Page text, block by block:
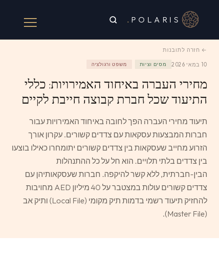
POLARIS
.
← חזרה לתובנות
10 במאי 2026 מסים וציות משפט ורגולציה
מחירי העברה באיחוד האמירויות: כללי
התיעוד שכל חברת קבוצה חייבת לקיים
תיעוד מחירי העברה הפך לחובה באיחוד האמירויות עבור
חברות המבצעות עסקאות עם צדדים קשורים. עקרון אורך
הזרוע מחייב שעסקאות בין צדדים קשורים יתומחרו כאילו בוצעו
בין צדדים בלתי תלויים. הוא חל על כל ההתנהלות
הבין-חברתית, ללא קשר להיקפה. חברות שעסקאותיהן עם
צדדים קשורים עולות במצטבר על 40 מיליון AED מחויבות
להחזיק תיעוד רשמי בדמות תיק מקומי (Local File) ותיק אב
(Master File).